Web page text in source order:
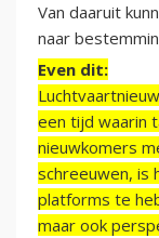
Van daaruit
naar
Even dit:
een tijd waarin
nieuwkomers
schreeuwen, is
platforms te
maar ook